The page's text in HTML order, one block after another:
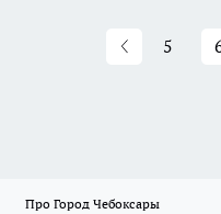
5
Про Город Чебоксары